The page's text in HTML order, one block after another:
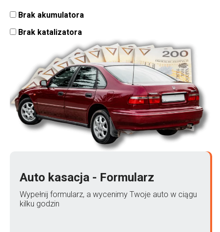
Brak akumulatora
Brak katalizatora
Auto kasacja - Formularz
Wypełnij formularz, a wycenimy Twoje auto w ciągu
kilku godzin